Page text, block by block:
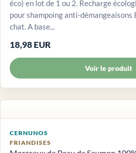
éco) en lot de 1 ou 2. Recharge
pour shampoing anti-
chat. A base...
18,98 EUR
Voir le produit
CERNUNOS
FRIANDISES